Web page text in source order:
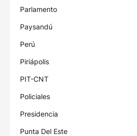
Parlamento
Paysandú
Perú
Piriápolis
PIT-CNT
Policiales
Presidencia
Punta Del Este